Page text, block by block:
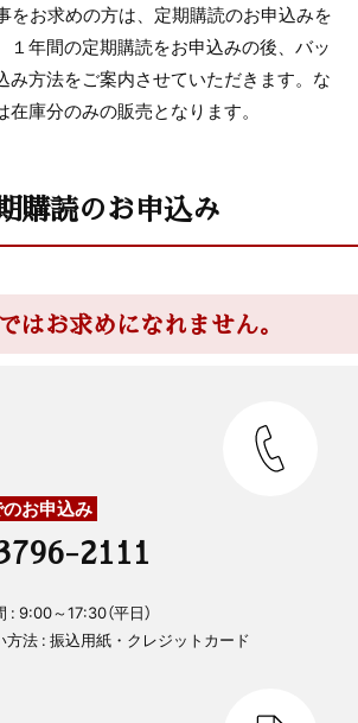
をお求めの方は、定期購読のお申込みを
１年間の定期購読をお申込みの後、バッ
み方法をご案内させていただきます。な
庫分のみの販売となります。
購読のお申込み
はお求めになれません。
お申込み
2111
: 9:00～17:30（平日）
方法 : 振込用紙・クレジットカード